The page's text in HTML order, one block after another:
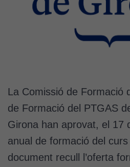
La Comissió de Formació
de Formació del PTGAS
Girona han aprovat, el 17
anual de formació del
document recull l’oferta